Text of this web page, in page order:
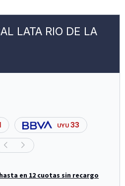
LATA RIO DE LA
UYU 33
en 12 cuotas sin recargo